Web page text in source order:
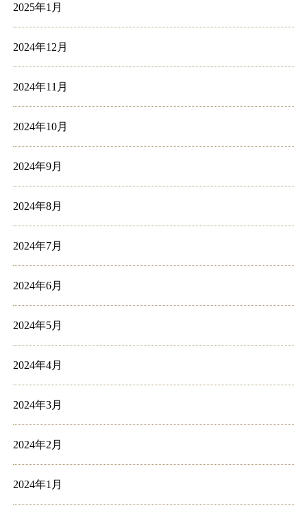
2025年1月
2024年12月
2024年11月
2024年10月
2024年9月
2024年8月
2024年7月
2024年6月
2024年5月
2024年4月
2024年3月
2024年2月
2024年1月